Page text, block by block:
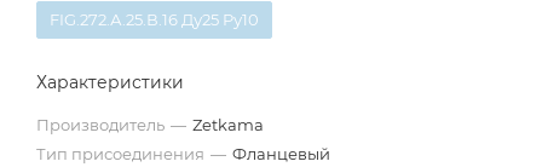
FIG.272.А.25.В.16 Ду25 Pу10
Характеристики
Производитель — Zetkama
Тип присоединения — Фланцевый